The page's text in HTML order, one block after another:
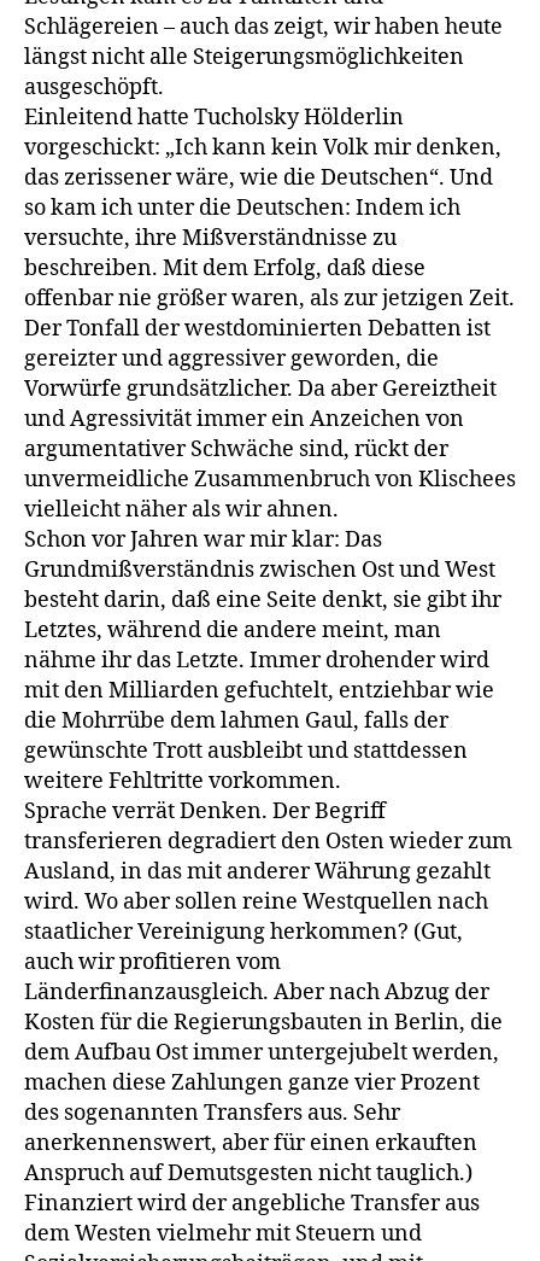
Schlägereien – auch das zeigt, wir haben heute
längst nicht alle Steigerungsmöglichkeiten
ausgeschöpft.
Einleitend hatte Tucholsky Hölderlin
vorgeschickt: „Ich kann kein Volk mir denken,
das zerissener wäre, wie die Deutschen“. Und
so kam ich unter die Deutschen: Indem ich
versuchte, ihre Mißverständnisse zu
beschreiben. Mit dem Erfolg, daß diese
offenbar nie größer waren, als zur jetzigen Zeit.
Der Tonfall der westdominierten Debatten ist
gereizter und aggressiver geworden, die
Vorwürfe grundsätzlicher. Da aber Gereiztheit
und Agressivität immer ein Anzeichen von
argumentativer Schwäche sind, rückt der
unvermeidliche Zusammenbruch von Klischees
vielleicht näher als wir ahnen.
Schon vor Jahren war mir klar: Das
Grundmißverständnis zwischen Ost und West
besteht darin, daß eine Seite denkt, sie gibt ihr
Letztes, während die andere meint, man
nähme ihr das Letzte. Immer drohender wird
mit den Milliarden gefuchtelt, entziehbar wie
die Mohrrübe dem lahmen Gaul, falls der
gewünschte Trott ausbleibt und stattdessen
weitere Fehltritte vorkommen.
Sprache verrät Denken. Der Begriff
transferieren degradiert den Osten wieder zum
Ausland, in das mit anderer Währung gezahlt
wird. Wo aber sollen reine Westquellen nach
staatlicher Vereinigung herkommen? (Gut,
auch wir profitieren vom
Länderfinanzausgleich. Aber nach Abzug der
Kosten für die Regierungsbauten in Berlin, die
dem Aufbau Ost immer untergejubelt werden,
machen diese Zahlungen ganze vier Prozent
des sogenannten Transfers aus. Sehr
anerkennenswert, aber für einen erkauften
Anspruch auf Demutsgesten nicht tauglich.)
Finanziert wird der angebliche Transfer aus
dem Westen vielmehr mit Steuern und